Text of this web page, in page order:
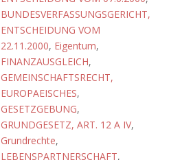
BUNDESVERFASSUNGSGERICHT,
ENTSCHEIDUNG VOM
22.11.2000, Eigentum,
FINANZAUSGLEICH,
GEMEINSCHAFTSRECHT,
EUROPAEISCHES,
GESETZGEBUNG,
GRUNDGESETZ, ART. 12 A IV,
Grundrechte,
LEBENSPARTNERSCHAFT,